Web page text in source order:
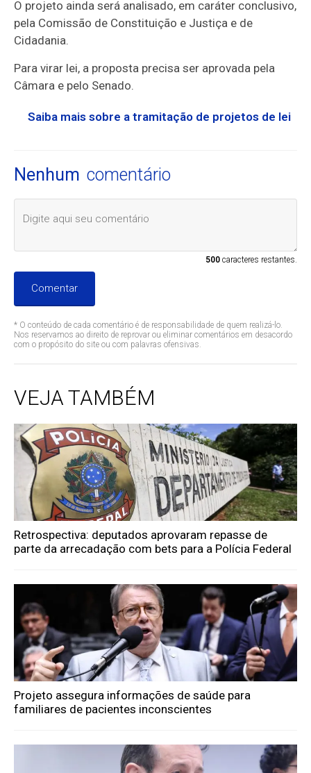
O projeto ainda será analisado, em caráter conclusivo,
pela Comissão de Constituição e Justiça e de
Cidadania.
Para virar lei, a proposta precisa ser aprovada pela
Câmara e pelo Senado.
Saiba mais sobre a tramitação de projetos de lei
Nenhum comentário
500caracteres restantes.
Comentar
* O conteúdo de cada comentário é de responsabilidade de quem realizá-lo.
Nos reservamos ao direito de reprovar ou eliminar comentários em desacordo
com o propósito do site ou com palavras ofensivas.
VEJA TAMBÉM
Retrospectiva: deputados aprovaram repasse de
parte da arrecadação com bets para a Polícia Federal
Projeto assegura informações de saúde para
familiares de pacientes inconscientes